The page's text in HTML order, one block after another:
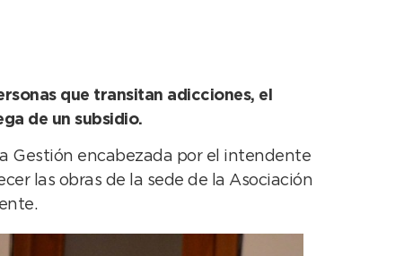
que transitan adicciones, el
de un subsidio.
Gestión encabezada por el intendente
las obras de la sede de la Asociación